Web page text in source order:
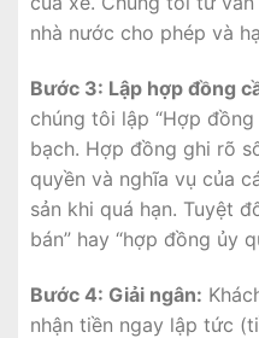
nhà nước cho phép và
Bước 3: Lập hợp đồng
chúng tôi lập “Hợp
bạch. Hợp đồng ghi rõ
quyền và nghĩa vụ của
sản khi quá hạn. Tuyệt
bán” hay “hợp đồng ủy
Bước 4: Giải ngân:
nhận tiền ngay lập tức